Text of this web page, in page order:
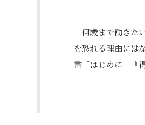
「何歳まで働き
を恐れる理由には
書「はじめに 『